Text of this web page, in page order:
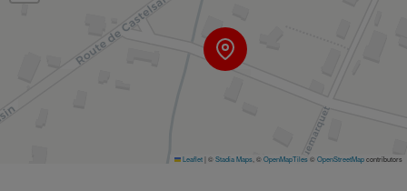
Leaflet| ©Stadia Maps , ©OpenMapTiles©OpenStreetMapcontributors